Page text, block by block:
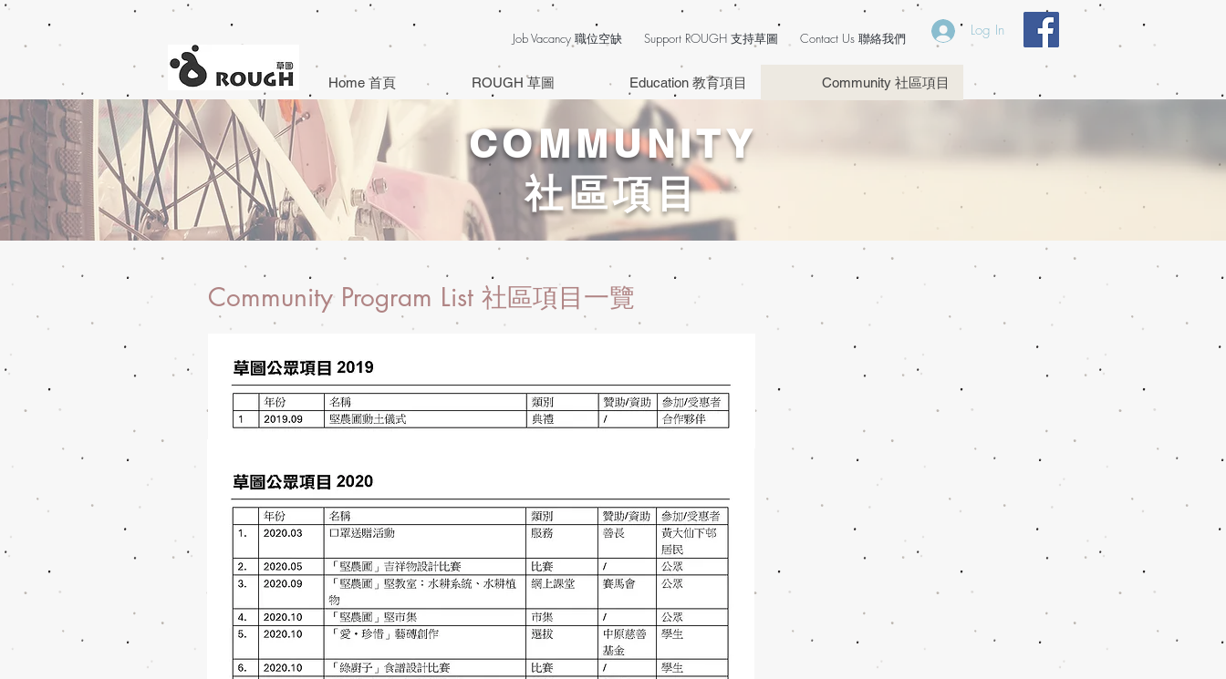
Home 首頁 ROUGH 草圖 Education 教育項目 Community 社區項目
Job Vacancy 職位空缺 Support ROUGH 支持草圖 Contact Us 聯絡我們 Log In
COMMUNITY
社區項目
Community Program List 社區項目一覽